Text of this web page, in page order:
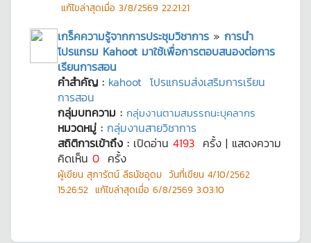
แก้ไขล่าสุดเมื่อ 3/8/2569 22:21:21
เกร็คความรู้จากการประชุมวิชาการ » การนำ
โปรแกรม Kahoot มาใช้เพื่อการตอบสนองต่อการ
เรียนการสอน
คำสำคัญ : kahoot โปรแกรมส่งเสริมการเรียน
การสอน
กลุ่มบทความ : กลุ่มงานตามสมรรถนะบุคลากร
หมวดหมู่ : กลุ่มงานสายวิชาการ
สถิติการเข้าถึง : เปิดอ่าน 4193 ครั้ง | แสดงความ
คิดเห็น 0 ครั้ง
ผู้เขียน สุภารัตน์ ลีธนัชอุดม วันที่เขียน 4/10/2562
15:26:52 แก้ไขล่าสุดเมื่อ 6/8/2569 3:03:10